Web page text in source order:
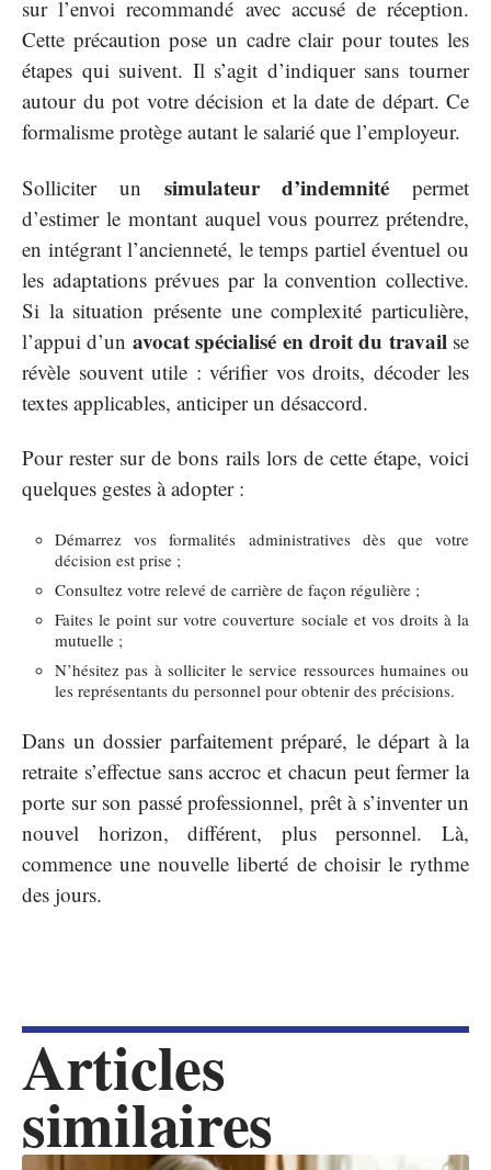
sur l’envoi recommandé avec accusé de réception.
Cette précaution pose un cadre clair pour toutes les
étapes qui suivent. Il s’agit d’indiquer sans tourner
autour du pot votre décision et la date de départ. Ce
formalisme protège autant le salarié que l’employeur.
Solliciter un simulateur d’indemnité permet
d’estimer le montant auquel vous pourrez prétendre,
en intégrant l’ancienneté, le temps partiel éventuel ou
les adaptations prévues par la convention collective.
Si la situation présente une complexité particulière,
l’appui d’un avocat spécialisé en droit du travail se
révèle souvent utile : vérifier vos droits, décoder les
textes applicables, anticiper un désaccord.
Pour rester sur de bons rails lors de cette étape, voici
quelques gestes à adopter :
Démarrez vos formalités administratives dès que votre
décision est prise ;
Consultez votre relevé de carrière de façon régulière ;
Faites le point sur votre couverture sociale et vos droits à la
mutuelle ;
N’hésitez pas à solliciter le service ressources humaines ou
les représentants du personnel pour obtenir des précisions.
Dans un dossier parfaitement préparé, le départ à la
retraite s’effectue sans accroc et chacun peut fermer la
porte sur son passé professionnel, prêt à s’inventer un
nouvel horizon, différent, plus personnel. Là,
commence une nouvelle liberté de choisir le rythme
des jours.
Articles
similaires